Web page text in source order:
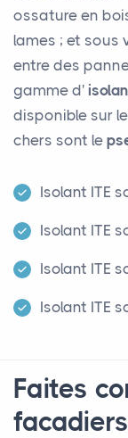
ossature en
lames ; et sous
entre des
gamme d'
disponible sur
chers sont le
Isolant ITE
Isolant ITE
Isolant ITE
Isolant ITE
Faites